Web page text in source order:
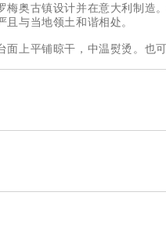
梅奥古镇设计并在意大利制造
与当地领土和谐相处。
面上平铺晾干，中温熨烫。也可
计基于自立结构，可以用于储